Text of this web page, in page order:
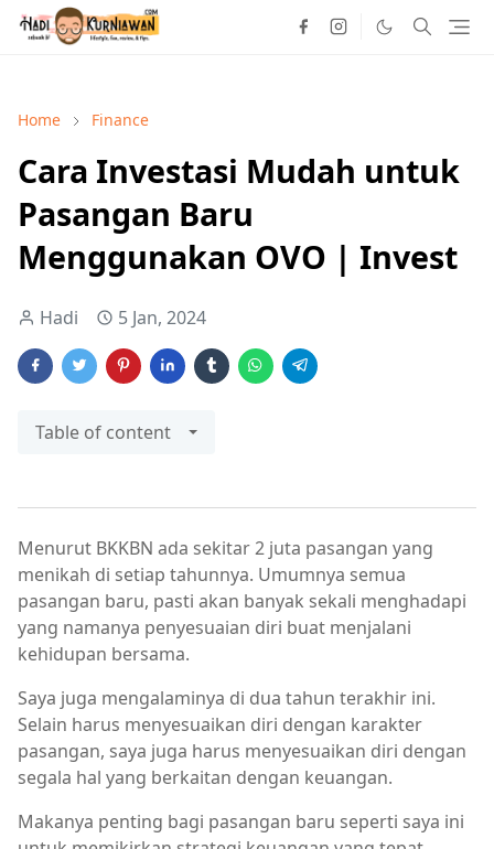
Home Finance
Cara Investasi Mudah untuk
Pasangan Baru
Menggunakan OVO | Invest
Hadi 5 Jan, 2024
Table of content
Menurut BKKBN ada sekitar 2 juta pasangan yang
menikah di setiap tahunnya. Umumnya semua
pasangan baru, pasti akan banyak sekali menghadapi
yang namanya penyesuaian diri buat menjalani
kehidupan bersama.
Saya juga mengalaminya di dua tahun terakhir ini.
Selain harus menyesuaikan diri dengan karakter
pasangan, saya juga harus menyesuaikan diri dengan
segala hal yang berkaitan dengan keuangan.
Makanya penting bagi pasangan baru seperti saya ini